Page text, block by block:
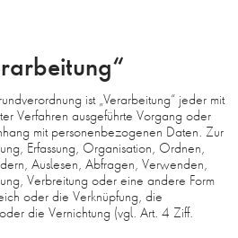
ist „Verarbeitung“ jeder mit
Verfahren ausgeführte Vorgang oder
mit personenbezogenen Daten. Zur
Erfassung, Organisation, Ordnen,
Auslesen, Abfragen, Verwenden,
Verbreitung oder eine andere Form
oder die Verknüpfung, die
die Vernichtung (vgl. Art. 4 Ziff.